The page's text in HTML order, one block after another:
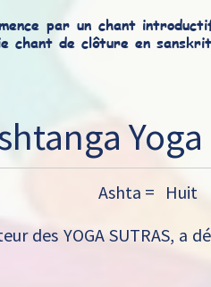
par un chant
chant de clôture en
Ashta = Huit
des YOGA SUTRAS,